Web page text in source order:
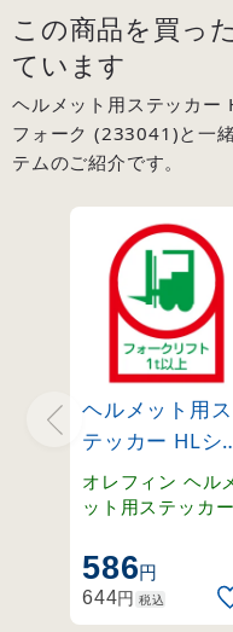
この商品を買っ
ています
ヘルメット用ステッカ
フォーク (233041)と一
テムのご紹介です。
ヘルメット用ス
テッカー HLシ
ーズ フォーク
フト1t以上
オレフィン ヘルメ
ット用ステッカー
586円
644円 税込